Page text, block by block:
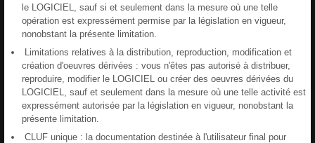
le LOGICIEL, sauf si et seulement dans la mesure où une telle
opération est expressément permise par la législation en vigueur,
nonobstant la présente limitation.
Limitations relatives à la distribution, reproduction, modification et
création d'oeuvres dérivées : vous n'êtes pas autorisé à distribuer,
reproduire, modifier le LOGICIEL ou créer des oeuvres dérivées du
LOGICIEL, sauf et seulement dans la mesure où une telle activité est
expressément autorisée par la législation en vigueur, nonobstant la
présente limitation.
CLUF unique : la documentation destinée à l'utilisateur final pour